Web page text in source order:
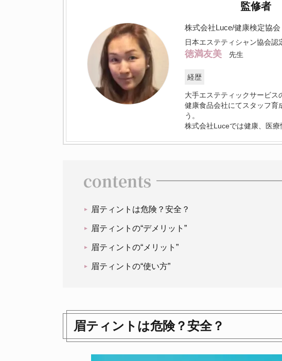
監修者
株式会社Luce/健康検定協会
日本エステティシャン協会
徳満友美 先生
経歴
大手エステティックサービス
健康食品会社にてスタッフ育
う。
株式会社Luceでは健康、医療
contents
眉ティントは危険？安全？
眉ティントの“デメリット”
眉ティントの“メリット”
眉ティントの“使い方”
眉ティントは危険？安全？